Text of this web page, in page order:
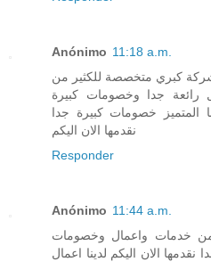
Anónimo 11:18 a.m.
كبري متخصصة للكثير من
رائعة جدا وخصومات كبيرة
المتميز خصومات كبيرة جدا
نقدمها الان اليكم
Responder
Anónimo 11:44 a.m.
من خدمات واعمال وخصومات
نقدمها الان اليكم لدينا اعمال